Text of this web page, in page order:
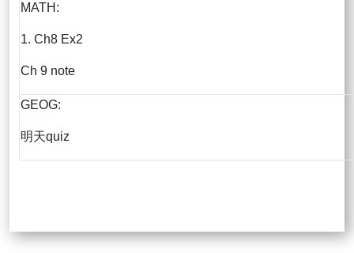
MATH:
1. Ch8 Ex2
Ch 9 note
GEOG:
明天quiz